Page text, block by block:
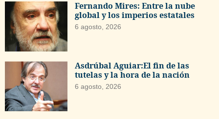
Fernando Mires: Entre la nube
global y los imperios estatales
6 agosto, 2026
Asdrúbal Aguiar:El fin de las
tutelas y la hora de la nación
6 agosto, 2026